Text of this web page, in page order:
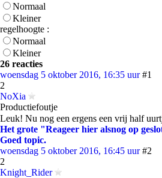
Normaal
Kleiner
regelhoogte :
Normaal
Kleiner
26 reacties
woensdag 5 oktober 2016, 16:35 uur #1
2
NoXia
Productiefoutje
Leuk! Nu nog een ergens een vrij half
Het grote "Reageer hier alsnog op
Goed topic.
woensdag 5 oktober 2016, 16:45 uur #2
2
Knight_Rider